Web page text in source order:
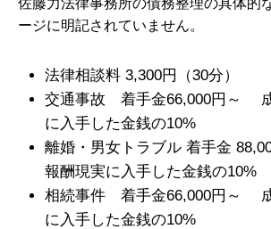
佐藤力法律事務所の債務整理の具体的
ージに明記されていません。
法律相談料 3,300円（30分）
交通事故 着手金66,000円～
に入手した金銭の10%
離婚・男女トラブル 着手金
報酬現実に入手した金銭の10%
相続事件 着手金66,000円～
に入手した金銭の10%